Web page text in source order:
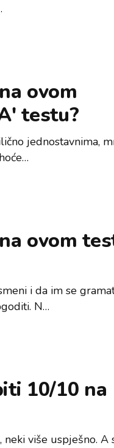
ovom
testu?
jednostavnima,
ovom
i da im se
N…
10/10 na
više uspješno. A